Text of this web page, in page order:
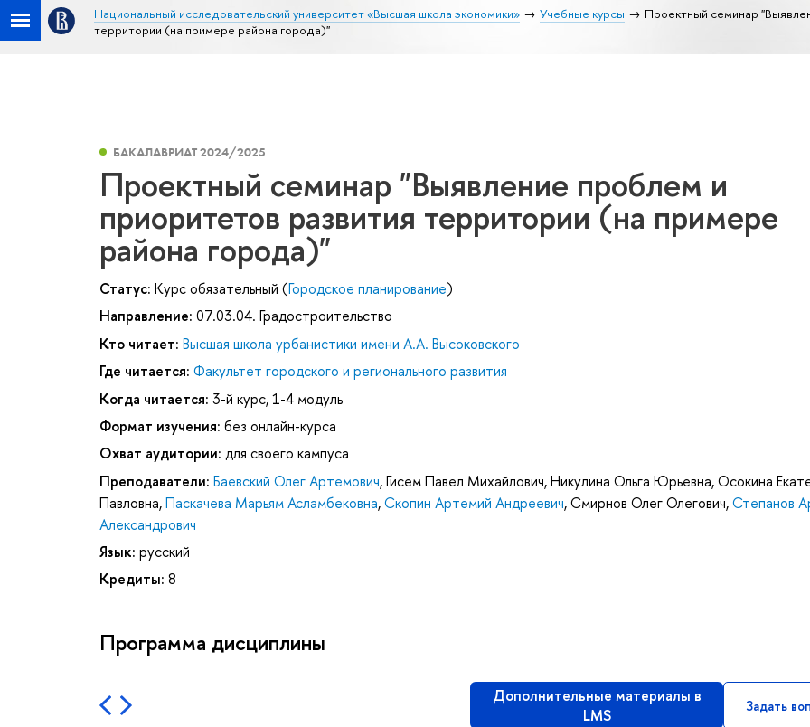
Национальный исследовательский университет «Высшая школа экономики» Учебные курсы
Проектный семинар
территории (на примере района города)"
БАКАЛАВРИАТ 2024/2025
Проектный семинар "Выявление проблем и
приоритетов развития территории (на примере
района города)"
Статус: Курс обязательный (Городское планирование)
Направление: 07.03.04. Градостроительство
Кто читает: Высшая школа урбанистики имени А.А. Высоковского
Где читается: Факультет городского и регионального развития
Когда читается: 3-й курс, 1-4 модуль
Формат изучения: без онлайн-курса
Охват аудитории: для своего кампуса
Преподаватели: Баевский Олег Артемович,Гисем Павел Михайлович,Никулина Ольга Юрьевна,Осокина
Павловна,Паскачева Марьям Асламбековна,Скопин Артемий Андреевич,Смирнов Олег Олегович,Степанов
Александрович
Язык: русский
Кредиты: 8
Программа дисциплины
Дополнительные материалы в
LMS
Задать